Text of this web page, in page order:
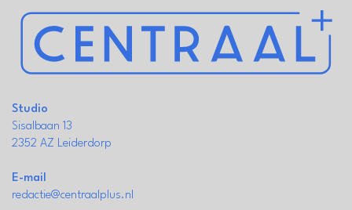
Studio
Sisalbaan 13
2352 AZ Leiderdorp
E-mail
redactie@centraalplus.nl